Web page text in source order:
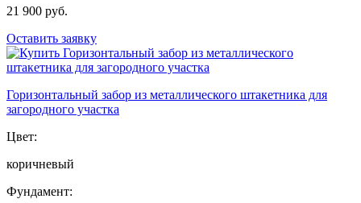
21 900 руб.
Оставить заявку
Горизонтальный забор из металлического штакетника для
загородного участка
Цвет:
коричневый
Фундамент: